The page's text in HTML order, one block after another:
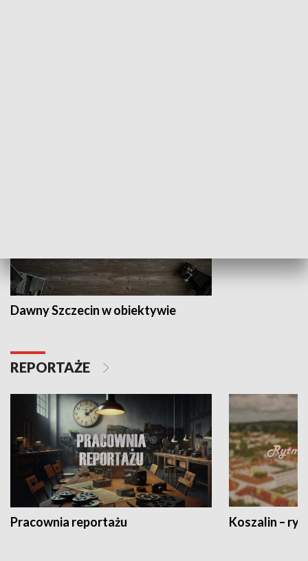
Dawny Szczecin w obiektywie
REPORTAŻE
Pracownia reportażu Koszalin –